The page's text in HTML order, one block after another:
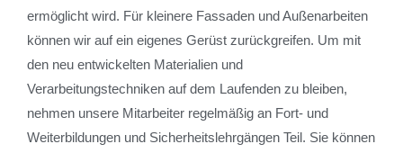
ermöglicht wird. Für kleinere Fassaden und Außenarbeiten
können wir auf ein eigenes Gerüst zurückgreifen. Um mit
den neu entwickelten Materialien und
Verarbeitungstechniken auf dem Laufenden zu bleiben,
nehmen unsere Mitarbeiter regelmäßig an Fort- und
Weiterbildungen und Sicherheitslehrgängen Teil. Sie können